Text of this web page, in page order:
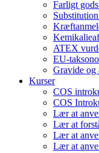
Farligt
ATEX
EU-
Gravide og
Kurser
COS
COS
Lær at
Lær at
Lær at
Lær at